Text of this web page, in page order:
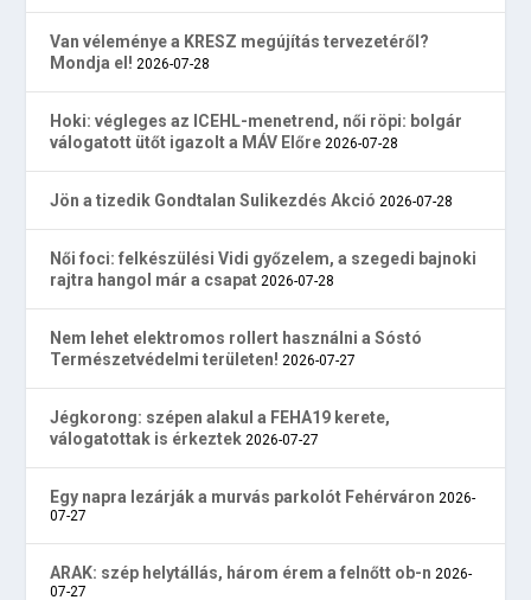
Van véleménye a KRESZ megújítás tervezetéről?
Mondja el! 2026-07-28
Hoki: végleges az ICEHL-menetrend, női röpi: bolgár
válogatott ütőt igazolt a MÁV Előre 2026-07-28
Jön a tizedik Gondtalan Sulikezdés Akció 2026-07-28
Női foci: felkészülési Vidi győzelem, a szegedi bajnoki
rajtra hangol már a csapat 2026-07-28
Nem lehet elektromos rollert használni a Sóstó
Természetvédelmi területen! 2026-07-27
Jégkorong: szépen alakul a FEHA19 kerete,
válogatottak is érkeztek 2026-07-27
Egy napra lezárják a murvás parkolót Fehérváron 2026-
07-27
ARAK: szép helytállás, három érem a felnőtt ob-n 2026-
07-27